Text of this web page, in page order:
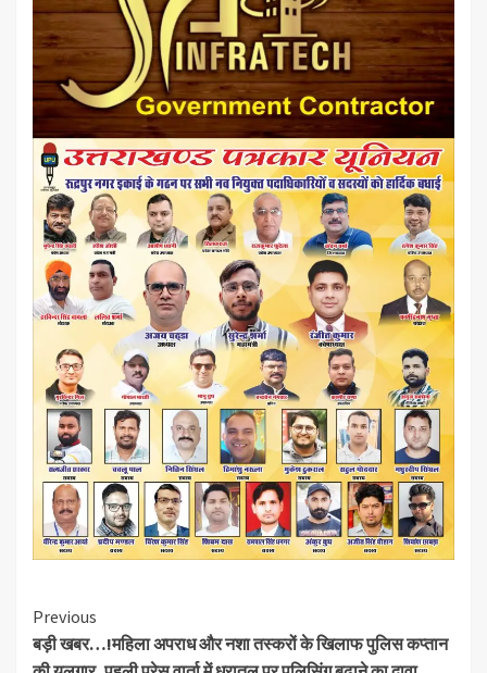
Continue
Reading
Previous
बड़ी खबर…!महिला अपराध और नशा तस्करों के खिलाफ पुलिस कप्तान